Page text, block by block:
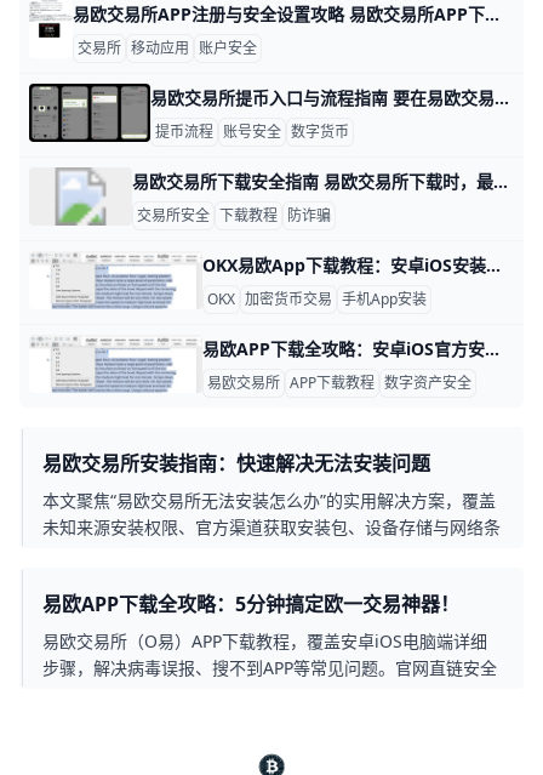
易欧交易所APP注册与安全设置攻略 易欧交易所APP下载后快速注册与安全设置 在下载安装易欧交易所APP后，先完成注册才能开始交易。你可以用手机号码或邮箱注册，系统会发送验证码来验证身份。接着设置一个强密码，比如8位以上，包含字母、数字和符号，并避免使用与其他账户相同的密码。完成这些步骤后，通常还需要进行实名认证以提升提现额度和合规性。
交易所 移动应用 账户安全
易欧交易所提币入口与流程指南 要在易欧交易所提币，先给出一个简明的流程示例，方便你快速上手。以手机APP为例：打开“资产”或“钱包”页面，看到“提币”按钮后点击进入，通常需要选择要提币的币种，再进入具体的提币详情页面。接着输入提币地址（目标钱包地址）和要提币的金额，并选择提币网络（如 ERC-20、TRC20、BEP20 等，具体可用网络取决于币种）。提交前务必核对网络和地址，确保无误，因为同一币种在不同网络下的地址并不一样，错误的网络可能导致资金无法找回。举例来说，如果你要提 USDT，常见网络包括 ERC-20（以太坊）、TRC-20（/TRON）和 BEP20（币安智能链），不同网络手续费和出账时间也不同。
提币流程 账号安全 数字货币
易欧交易所下载安全指南 易欧交易所下载时，最重要的是先确认来源是否正规，因为很多诈骗都是从“假官网”和“假安装包”开始的。比如，正规下载入口通常会放在官方网站或官方应用商店里，而不是社交群、陌生短信链接，或者别人私发的二维码；如果你看到“马上升级领取奖励”“点击下载最新安全版”这类提示，就要先停下来核对，再决定是否安装。
交易所安全 下载教程 防诈骗
OKX易欧App下载教程：安卓iOS安装步骤与常见问题 在加密货币交易越来越普及的今天，OKX（原欧易）已经成为全球主流的交易平台之一，为用户提供了行情查看、币币交易、合约、理财等一站式数字资产服务。根据官方数据，OKX累计服务用户超过5,000万人，支持超过300种加密货币和数千个交易对，覆盖现货、杠杆、合约、期权、财富管理等多种产品。很多新手在使用前最关心的问题就是：如何安全、快速地下载并安装OKX App？本文为安卓和iOS用户分别提供详细的安装步骤，并结合常见问题给出具体操作建议，让每一步都清晰、简单、可执行。
OKX 加密货币交易 手机App安装
易欧APP下载全攻略：安卓iOS官方安全安装教程 在数字资产交易越来越普及的今天，一款稳定、安全的交易所APP几乎成了每个投资者的“必备工具”。欧易（OKX）作为全球领先的区块链交易平台，已经为超过2000万用户提供现货、合约、杠杆和Web3交易服务。根据官方数据，OKX App在2025年已支持超过180个国家和地区的用户，单日交易量最高突破900亿美元。对新手而言，学会从官方渠道下载并安装OKX App，是安全交易的第一步。
易欧交易所 APP下载教程 数字资产安全
易欧交易所安装指南：快速解决无法安装问题
本文聚焦“易欧交易所无法安装怎么办”的实用解决方案，覆盖
未知来源安装权限、官方渠道获取安装包、设备存储与网络条
并开始使用。
易欧APP下载全攻略：5分钟搞定欧一交易神器！
易欧交易所（O易）APP下载教程，覆盖安卓iOS电脑端详细
步骤，解决病毒误报、搜不到APP等常见问题。官网直链安全